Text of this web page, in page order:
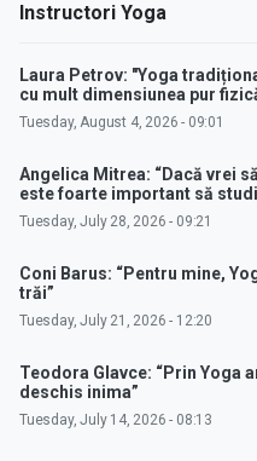
Instructori Yoga
Laura Petrov: "Yoga
cu mult dimensiunea pur
Tuesday, August 4, 2026 - 09:01
Angelica Mitrea: “Dacă vrei
este foarte important să
Tuesday, July 28, 2026 - 09:21
Coni Barus: “Pentru mine,
trăi”
Tuesday, July 21, 2026 - 12:20
Teodora Glavce: “Prin Yoga
deschis inima”
Tuesday, July 14, 2026 - 08:13